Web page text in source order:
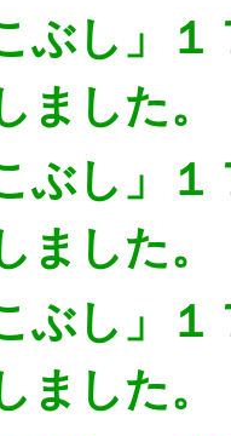
ぶし」１
ました。
ぶし」１
ました。
ぶし」１
ました。